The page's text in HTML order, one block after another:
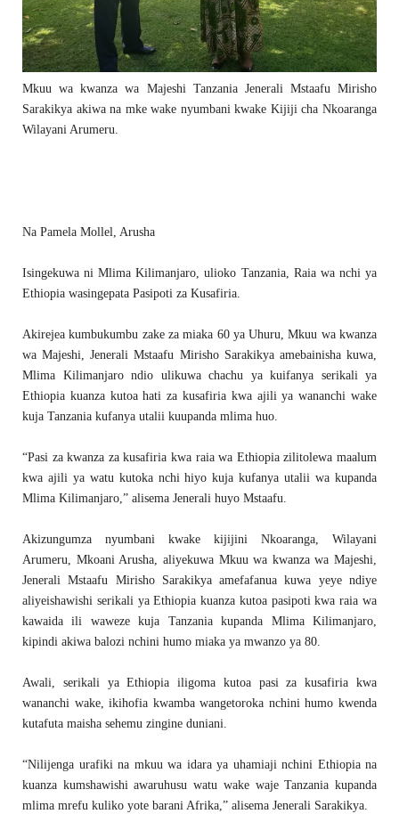
Mkuu wa kwanza wa Majeshi Tanzania Jenerali Mstaafu Mirisho
Sarakikya akiwa na mke wake nyumbani kwake Kijiji cha Nkoaranga
Wilayani Arumeru.
Na Pamela Mollel, Arusha
Isingekuwa ni Mlima Kilimanjaro, ulioko Tanzania, Raia wa nchi ya
Ethiopia wasingepata Pasipoti za Kusafiria.
Akirejea kumbukumbu zake za miaka 60 ya Uhuru, Mkuu wa kwanza
wa Majeshi, Jenerali Mstaafu Mirisho Sarakikya amebainisha kuwa,
Mlima Kilimanjaro ndio ulikuwa chachu ya kuifanya serikali ya
Ethiopia kuanza kutoa hati za kusafiria kwa ajili ya wananchi wake
kuja Tanzania kufanya utalii kuupanda mlima huo.
“Pasi za kwanza za kusafiria kwa raia wa Ethiopia zilitolewa maalum
kwa ajili ya watu kutoka nchi hiyo kuja kufanya utalii wa kupanda
Mlima Kilimanjaro,” alisema Jenerali huyo Mstaafu.
Akizungumza nyumbani kwake kijijini Nkoaranga, Wilayani
Arumeru, Mkoani Arusha, aliyekuwa Mkuu wa kwanza wa Majeshi,
Jenerali Mstaafu Mirisho Sarakikya amefafanua kuwa yeye ndiye
aliyeishawishi serikali ya Ethiopia kuanza kutoa pasipoti kwa raia wa
kawaida ili waweze kuja Tanzania kupanda Mlima Kilimanjaro,
kipindi akiwa balozi nchini humo miaka ya mwanzo ya 80.
Awali, serikali ya Ethiopia iligoma kutoa pasi za kusafiria kwa
wananchi wake, ikihofia kwamba wangetoroka nchini humo kwenda
kutafuta maisha sehemu zingine duniani.
“Nilijenga urafiki na mkuu wa idara ya uhamiaji nchini Ethiopia na
kuanza kumshawishi awaruhusu watu wake waje Tanzania kupanda
mlima mrefu kuliko yote barani Afrika,” alisema Jenerali Sarakikya.